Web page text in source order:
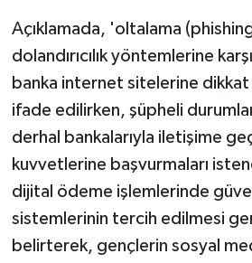
Açıklamada, 'oltalama
dolandırıcılık yöntemlerine
banka internet sitelerine
ifade edilirken, şüpheli
derhal bankalarıyla iletişime
kuvvetlerine başvurmaları
dijital ödeme işlemlerinde
sistemlerinin tercih edilmesi
belirterek, gençlerin sosyal